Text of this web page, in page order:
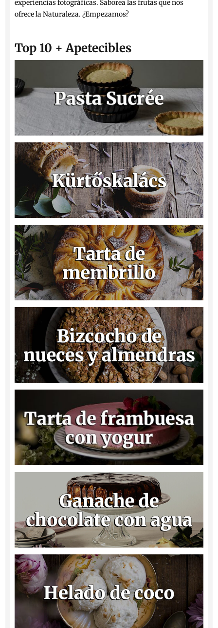
experiencias fotográficas. Saborea las frutas que nos
ofrece la Naturaleza. ¿Empezamos?
Top 10 + Apetecibles